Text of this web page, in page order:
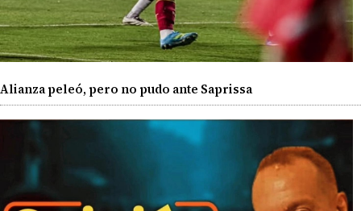
Alianza peleó, pero no pudo ante Saprissa